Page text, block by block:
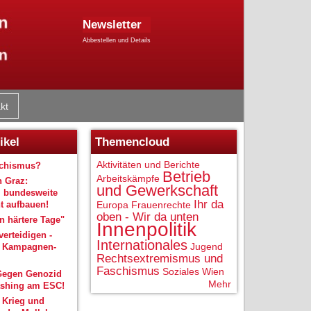
Newsletter
Abbestellen und Details
Graz:
bundesweite
aufbauen!
härtere Tage"
-
Genozid
am ESC!
Krieg und
Themencloud
Aktivitäten und Berichte
Arbeitskämpfe Betrieb
und Gewerkschaft
Europa Frauenrechte Ihr da
oben - Wir da unten
Innenpolitik
Internationales Jugend
Rechtsextremismus und
Faschismus Soziales Wien
Mehr